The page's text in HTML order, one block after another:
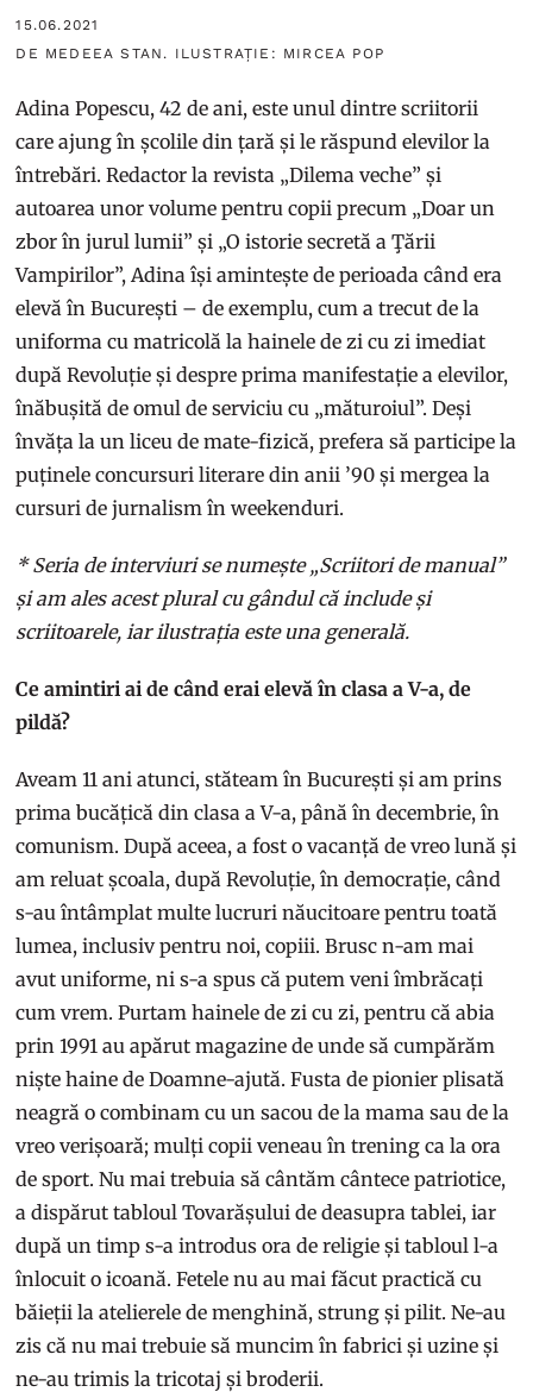
15.06.2021
DE MEDEEA STAN. ILUSTRAȚIE: MIRCEA POP
Adina Popescu, 42 de ani, este unul dintre scriitorii
care ajung în școlile din țară și le răspund elevilor la
întrebări. Redactor la revista „Dilema veche” și
autoarea unor volume pentru copii precum „Doar un
zbor în jurul lumii” și „O istorie secretă a Ţării
Vampirilor”, Adina își amintește de perioada când era
elevă în București – de exemplu, cum a trecut de la
uniforma cu matricolă la hainele de zi cu zi imediat
după Revoluție și despre prima manifestație a elevilor,
înăbușită de omul de serviciu cu „măturoiul”. Deși
învăța la un liceu de mate-fizică, prefera să participe la
puținele concursuri literare din anii ’90 și mergea la
cursuri de jurnalism în weekenduri.
* Seria de interviuri se numește „Scriitori de manual”
și am ales acest plural cu gândul că include și
scriitoarele, iar ilustrația este una generală.
Ce amintiri ai de când erai elevă în clasa a V-a, de
pildă?
Aveam 11 ani atunci, stăteam în București și am prins
prima bucățică din clasa a V-a, până în decembrie, în
comunism. După aceea, a fost o vacanță de vreo lună și
am reluat școala, după Revoluție, în democrație, când
s-au întâmplat multe lucruri năucitoare pentru toată
lumea, inclusiv pentru noi, copiii. Brusc n-am mai
avut uniforme, ni s-a spus că putem veni îmbrăcați
cum vrem. Purtam hainele de zi cu zi, pentru că abia
prin 1991 au apărut magazine de unde să cumpărăm
niște haine de Doamne-ajută. Fusta de pionier plisată
neagră o combinam cu un sacou de la mama sau de la
vreo verișoară; mulți copii veneau în trening ca la ora
de sport. Nu mai trebuia să cântăm cântece patriotice,
a dispărut tabloul Tovarășului de deasupra tablei, iar
după un timp s-a introdus ora de religie și tabloul l-a
înlocuit o icoană. Fetele nu au mai făcut practică cu
băieții la atelierele de menghină, strung și pilit. Ne-au
zis că nu mai trebuie să muncim în fabrici și uzine și
ne-au trimis la tricotaj și broderii.